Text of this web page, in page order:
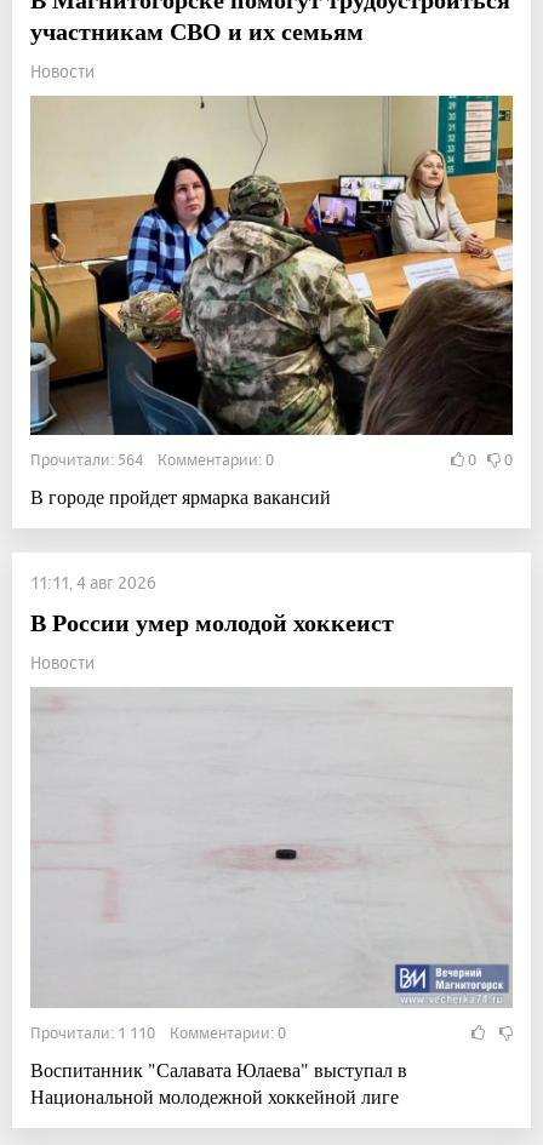
участникам СВО и их семьям
Новости
Прочитали: 564 Комментарии: 0 0 0
В городе пройдет ярмарка вакансий
11:11, 4 авг 2026
В России умер молодой хоккеист
Новости
Прочитали: 1 110 Комментарии: 0
Воспитанник "Салавата Юлаева" выступал в
Национальной молодежной хоккейной лиге